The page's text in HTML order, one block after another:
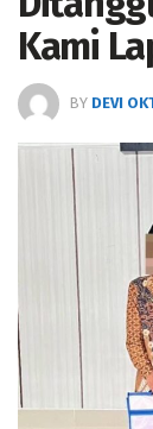
Kami
BY DEVI